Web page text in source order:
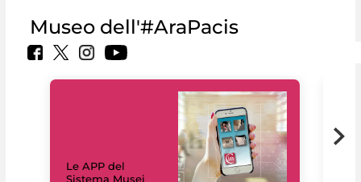
Museo dell'#AraPacis
Le APP del
Sistema Musei